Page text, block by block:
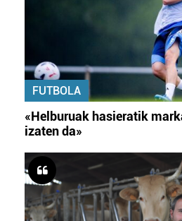
FUTBOLA
«Helburuak hasieratik
izaten da»